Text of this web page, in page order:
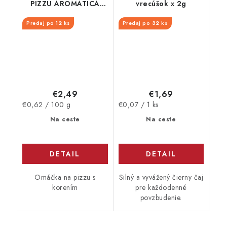
PIZZU AROMATICA
Predaj po 12 ks
Na ceste
€2,49
Jednotková
€0,62 / 100 g
DETAIL
Omáčka na pizzu s
korením
vrecúšok x 2g
Predaj po 32 ks
Na ceste
€1,69
Jednotková
€0,07 / 1 ks
DETAIL
Silný a vyvážený čierny čaj
pre každodenné
povzbudenie.